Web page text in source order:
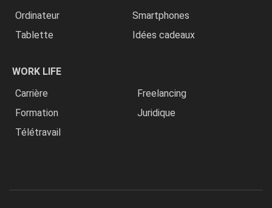
Ordinateur
Smartphones
Tablette
Idées cadeaux
WORK LIFE
Carrière
Freelancing
Formation
Juridique
Télétravail